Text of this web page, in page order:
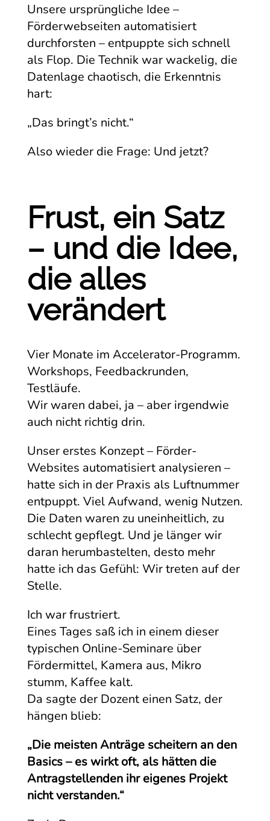
Unsere ursprüngliche Idee –
Förderwebseiten automatisiert
durchforsten – entpuppte sich schnell
als Flop. Die Technik war wackelig, die
Datenlage chaotisch, die Erkenntnis
hart:
„Das bringt’s nicht.“
Also wieder die Frage: Und jetzt?
Frust, ein Satz
– und die Idee,
die alles
verändert
Vier Monate im Accelerator-Programm.
Workshops, Feedbackrunden,
Testläufe.
Wir waren dabei, ja – aber irgendwie
auch nicht richtig drin.
Unser erstes Konzept – Förder-
Websites automatisiert analysieren –
hatte sich in der Praxis als Luftnummer
entpuppt. Viel Aufwand, wenig Nutzen.
Die Daten waren zu uneinheitlich, zu
schlecht gepflegt. Und je länger wir
daran herumbastelten, desto mehr
hatte ich das Gefühl: Wir treten auf der
Stelle.
Ich war frustriert.
Eines Tages saß ich in einem dieser
typischen Online-Seminare über
Fördermittel, Kamera aus, Mikro
stumm, Kaffee kalt.
Da sagte der Dozent einen Satz, der
hängen blieb:
„Die meisten Anträge scheitern an den
Basics – es wirkt oft, als hätten die
Antragstellenden ihr eigenes Projekt
nicht verstanden.“